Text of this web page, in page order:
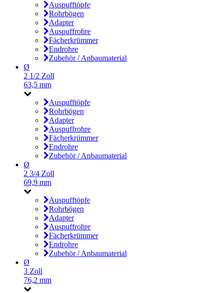
Auspufftöpfe
Rohrbögen
Adapter
Auspuffrohre
Fächerkrümmer
Endrohre
Zubehör / Anbaumaterial
Ø
2 1/2 Zoll
63,5 mm
Auspufftöpfe
Rohrbögen
Adapter
Auspuffrohre
Fächerkrümmer
Endrohre
Zubehör / Anbaumaterial
Ø
2 3/4 Zoll
69,9 mm
Auspufftöpfe
Rohrbögen
Adapter
Auspuffrohre
Fächerkrümmer
Endrohre
Zubehör / Anbaumaterial
Ø
3 Zoll
76,2 mm